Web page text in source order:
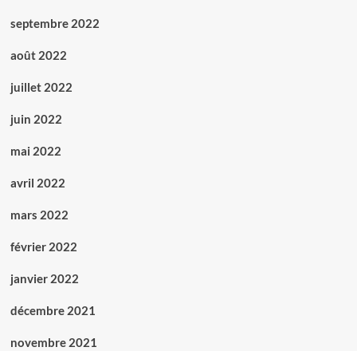
septembre 2022
août 2022
juillet 2022
juin 2022
mai 2022
avril 2022
mars 2022
février 2022
janvier 2022
décembre 2021
novembre 2021